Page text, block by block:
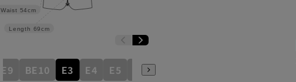
Length 69cm
Waist 54cm
BE9 BE10 E3 E4 E5 E6